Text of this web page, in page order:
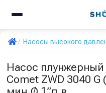
Насосы высокого
Насос
Comet ZWD 3040 G